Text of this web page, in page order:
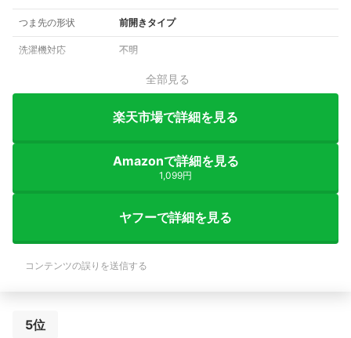
つま先の形状 前開きタイプ
洗濯機対応 不明
全部見る
楽天市場で詳細を見る
Amazonで詳細を見る
1,099円
ヤフーで詳細を見る
コンテンツの誤りを送信する
5位